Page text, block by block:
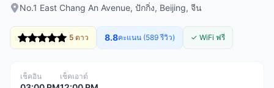
No.1 East Chang An Avenue, ปักกิ่ง, Beijing, จีน
5 ดาว 8.8คะแนน (589 รีวิว) ✓ WiFi ฟรี
เช็คอิน เช็คเอาต์